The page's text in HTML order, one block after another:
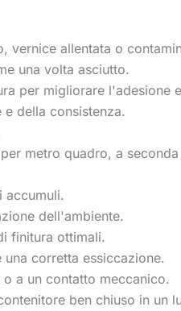
vernice allentata o
una volta asciutto.
per migliorare l'adesione
della consistenza.
metro quadro, a
accumuli.
dell'ambiente.
finitura ottimali.
corretta essiccazione.
a un contatto meccanico.
ben chiuso in un